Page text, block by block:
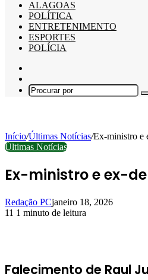
ALAGOAS
POLÍTICA
ENTRETENIMENTO
ESPORTES
POLÍCIA
skin
Início/Últimas Notícias/Ex-ministro e
Últimas Notícias
Ex-ministro e ex-
Redação PCjaneiro 18, 2026
11 1 minuto de leitura
Falecimento de Raul